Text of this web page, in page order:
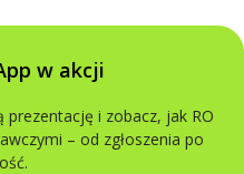
w akcji
i zobacz, jak RO
– od zgłoszenia po